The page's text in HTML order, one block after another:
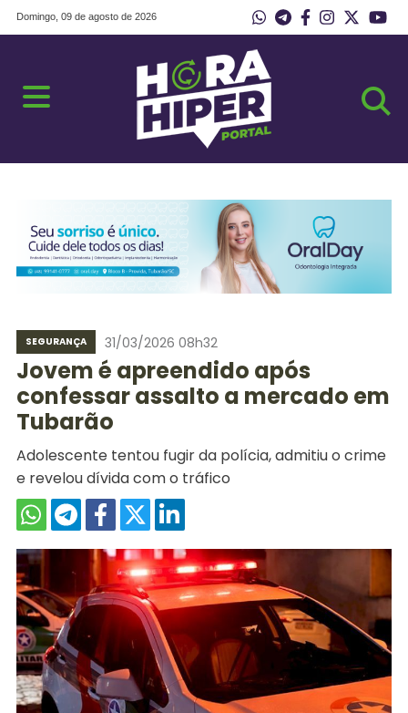
Domingo, 09 de agosto de 2026
SEGURANÇA 31/03/2026 08h32
Jovem é apreendido após
confessar assalto a mercado em
Tubarão
Adolescente tentou fugir da polícia, admitiu o crime
e revelou dívida com o tráfico